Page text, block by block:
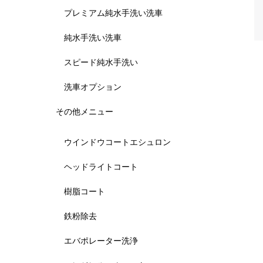
プレミアム純水手洗い洗車
純水手洗い洗車
スピード純水手洗い
洗車オプション
その他メニュー
ウインドウコートエシュロン
ヘッドライトコート
樹脂コート
鉄粉除去
エバポレーター洗浄